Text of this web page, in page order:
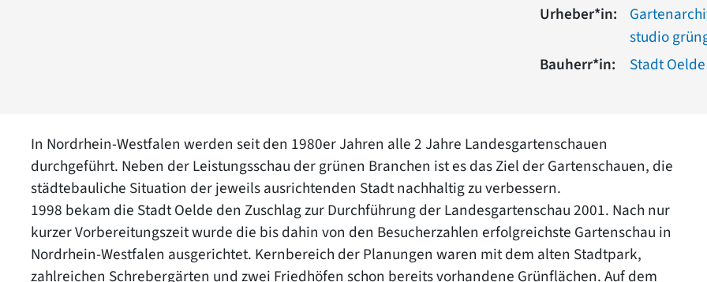
Urheber*in:
studio
Bauherr*in:
Stadt Oelde
In Nordrhein-Westfalen werden seit den 1980er Jahren alle 2 Jahre Landesgartenschauen
durchgeführt. Neben der Leistungsschau der grünen Branchen ist es das Ziel der Gartenschauen, die
städtebauliche Situation der jeweils ausrichtenden Stadt nachhaltig zu verbessern.
1998 bekam die Stadt Oelde den Zuschlag zur Durchführung der Landesgartenschau 2001. Nach nur
kurzer Vorbereitungszeit wurde die bis dahin von den Besucherzahlen erfolgreichste Gartenschau in
Nordrhein-Westfalen ausgerichtet. Kernbereich der Planungen waren mit dem alten Stadtpark,
zahlreichen Schrebergärten und zwei Friedhöfen schon bereits vorhandene Grünflächen. Auf dem